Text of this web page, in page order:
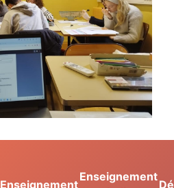
Enseignement
Enseignement